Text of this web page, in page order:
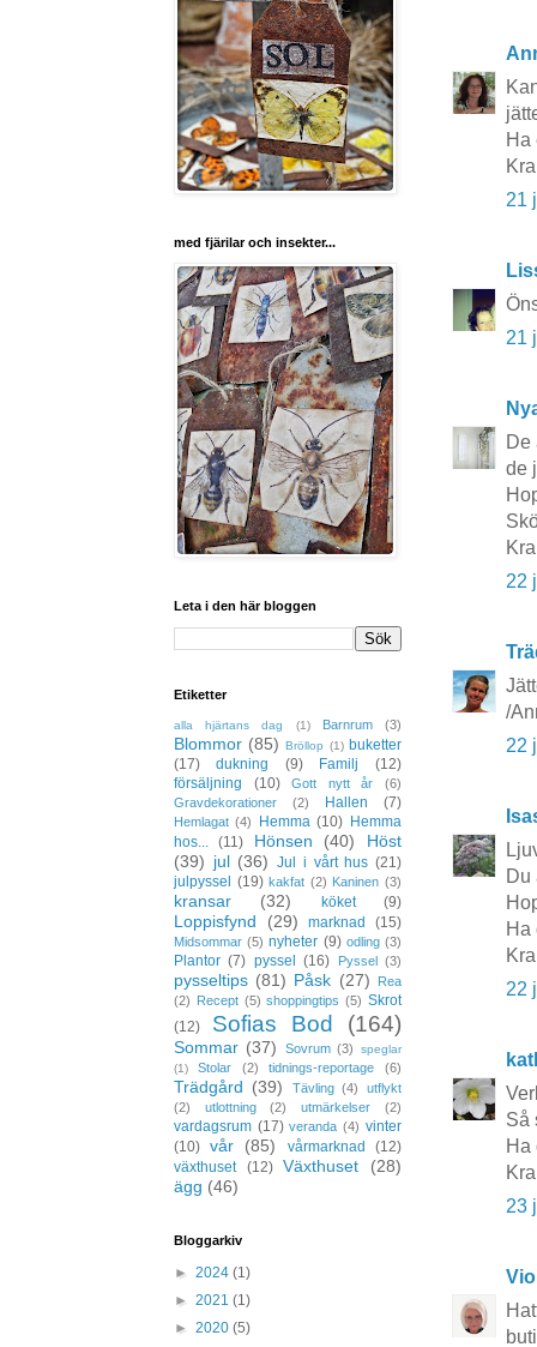
Ha
21
21
De
de
22
/
22
Du
Ha
22
Så
Ha
23
med fjärilar och insekter...
Leta i den här bloggen
Etiketter
alla hjärtans dag (1) Barnrum (3)
Blommor (85) Bröllop (1) buketter
(17)
dukning (9) Familj
(12)
försäljning
(10) Gott nytt år
(6)
Gravdekorationer
(2) Hallen (7)
Hemlagat (4) Hemma (10) Hemma
hos...
(11) Hönsen (40)
Höst
(39) jul (36) Jul i vårt hus (21)
julpyssel
(19) kakfat (2) Kaninen (3)
kransar (32) köket (9)
Loppisfynd (29) marknad (15)
Midsommar (5) nyheter (9) odling (3)
Plantor (7) pyssel (16) Pyssel (3)
pysseltips (81) Påsk (27)
Rea
(2) Recept (5) shoppingtips (5) Skrot
(12)
Sofias Bod (164)
Sommar (37) Sovrum (3)
speglar
(1)
Stolar (2) tidnings-reportage (6)
Trädgård (39) Tävling (4)
utflykt
(2)
utlottning (2) utmärkelser (2)
vardagsrum (17) veranda (4) vinter
(10) vår (85) vårmarknad
(12)
växthuset
(12) Växthuset
(28)
ägg (46)
Bloggarkiv
► 2024 (1)
► 2021 (1)
► 2020 (5)